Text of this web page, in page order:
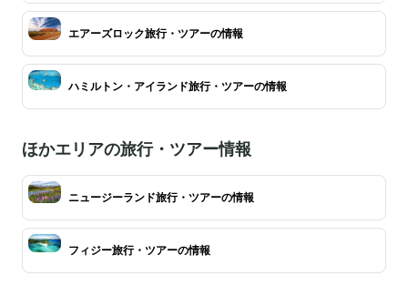
エアーズロック旅行・ツアーの情報
ハミルトン・アイランド旅行・ツアーの情報
ほかエリアの旅行・ツアー情報
ニュージーランド旅行・ツアーの情報
フィジー旅行・ツアーの情報